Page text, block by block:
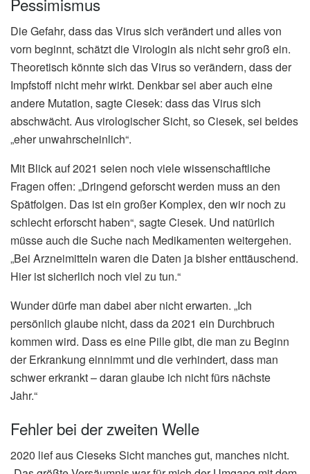
Die Gefahr, dass das Virus sich verändert und alles von
vorn beginnt, schätzt die Virologin als nicht sehr groß ein.
Theoretisch könnte sich das Virus so verändern, dass der
Impfstoff nicht mehr wirkt. Denkbar sei aber auch eine
andere Mutation, sagte Ciesek: dass das Virus sich
abschwächt. Aus virologischer Sicht, so Ciesek, sei beides
„eher unwahrscheinlich“.
Mit Blick auf 2021 seien noch viele wissenschaftliche
Fragen offen: „Dringend geforscht werden muss an den
Spätfolgen. Das ist ein großer Komplex, den wir noch zu
schlecht erforscht haben“, sagte Ciesek. Und natürlich
müsse auch die Suche nach Medikamenten weitergehen.
„Bei Arzneimitteln waren die Daten ja bisher enttäuschend.
Hier ist sicherlich noch viel zu tun.“
Wunder dürfe man dabei aber nicht erwarten. „Ich
persönlich glaube nicht, dass da 2021 ein Durchbruch
kommen wird. Dass es eine Pille gibt, die man zu Beginn
der Erkrankung einnimmt und die verhindert, dass man
schwer erkrankt – daran glaube ich nicht fürs nächste
Jahr.“
Fehler bei der zweiten Welle
2020 lief aus Cieseks Sicht manches gut, manches nicht.